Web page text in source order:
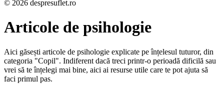
© 2026 despresuflet.ro
Articole de psihologie
Aici găsești articole de psihologie explicate pe înțelesul tuturor, din
categoria "Copil". Indiferent dacă treci printr-o perioadă dificilă sau
vrei să te înțelegi mai bine, aici ai resurse utile care te pot ajuta să
faci primul pas.